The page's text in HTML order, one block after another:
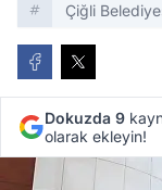
Çiğli
Dokuzda 9
olarak ekleyin!